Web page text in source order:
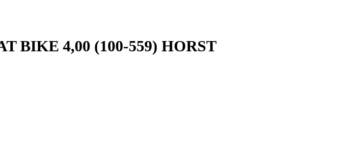
BIKE 4,00 (100-559) HORST